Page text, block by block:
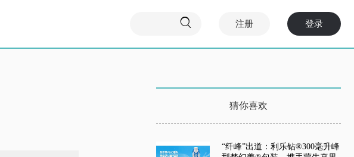
 注册 登录
猜你喜欢
“纤峰”出道：利乐钻®300毫升峰